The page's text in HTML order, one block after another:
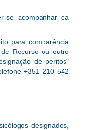
se acompanhar da
para comparência
Recurso ou outro
de peritos"
+351 210 542
designados,